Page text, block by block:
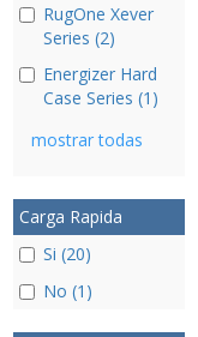
RugOne Xever
Series (2)
Energizer Hard
Case Series (1)
mostrar todas
Carga Rapida
Si (20)
No (1)